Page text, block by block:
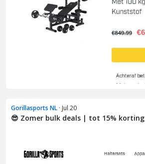
Gorillasports NL · Jul 20
😎 Zomer bulk deals | tot 15% korting